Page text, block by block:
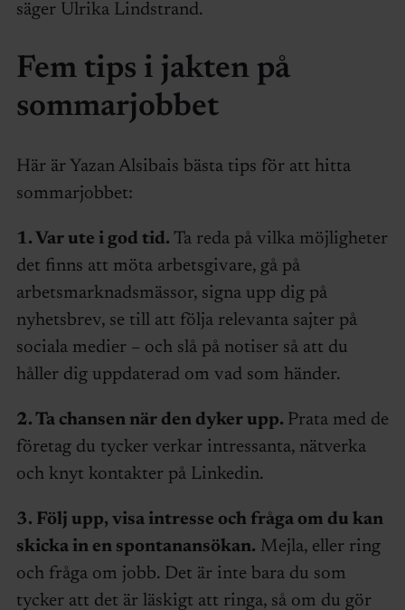
säger Ulrika Lindstrand.
Fem tips i jakten på
sommarjobbet
Här är Yazan Alsibais bästa tips för att hitta
sommarjobbet:
1. Var ute i god tid. Ta reda på vilka möjligheter
det finns att möta arbetsgivare, gå på
arbetsmarknadsmässor, signa upp dig på
nyhetsbrev, se till att följa relevanta sajter på
sociala medier – och slå på notiser så att du
håller dig uppdaterad om vad som händer.
2. Ta chansen när den dyker upp. Prata med de
företag du tycker verkar intressanta, nätverka
och knyt kontakter på Linkedin.
3. Följ upp, visa intresse och fråga om du kan
skicka in en spontanansökan. Mejla, eller ring
och fråga om jobb. Det är inte bara du som
tycker att det är läskigt att ringa, så om du gör